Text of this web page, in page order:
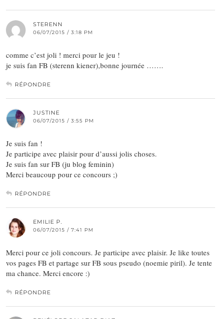
STERENN
06/07/2015 / 3:18 PM
comme c’est joli ! merci pour le jeu !
je suis fan FB (sterenn kiener),bonne journée …….
RÉPONDRE
JUSTINE
06/07/2015 / 3:55 PM
Je suis fan !
Je participe avec plaisir pour d’aussi jolis choses.
Je suis fan sur FB (ju blog feminin)
Merci beaucoup pour ce concours ;)
RÉPONDRE
EMILIE P.
06/07/2015 / 7:41 PM
Merci pour ce joli concours. Je participe avec plaisir. Je like toutes
vos pages FB et partage sur FB sous pseudo (noemie piril). Je tente
ma chance. Merci encore :)
RÉPONDRE